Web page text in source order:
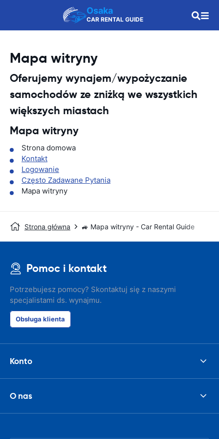
Osaka
CAR RENTAL GUIDE
Mapa witryny
Oferujemy wynajem/wypożyczanie
samochodów ze zniżką we wszystkich
większych miastach
Mapa witryny
Strona domowa
Kontakt
Logowanie
Często Zadawane Pytania
Mapa witryny
Strona główna 🚙 Mapa witryny - Car Rental Guide
Pomoc i kontakt
Potrzebujesz pomocy? Skontaktuj się z naszymi
specjalistami ds. wynajmu.
Obsługa klienta
Konto
O nas